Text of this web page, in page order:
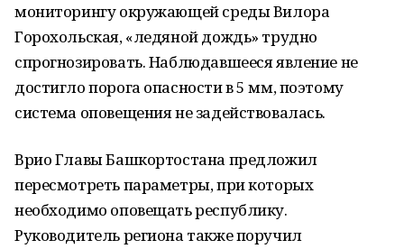
мониторингу окружающей среды Вилора
Горохольская, «ледяной дождь» трудно
спрогнозировать. Наблюдавшееся явление не
достигло порога опасности в 5 мм, поэтому
система оповещения не задействовалась.
Врио Главы Башкортостана предложил
пересмотреть параметры, при которых
необходимо оповещать республику.
Руководитель региона также поручил